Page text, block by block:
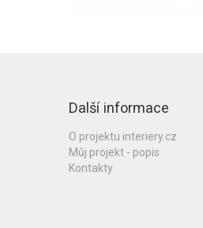
Další informace
O projektu interiery.cz
Můj projekt - popis
Kontakty